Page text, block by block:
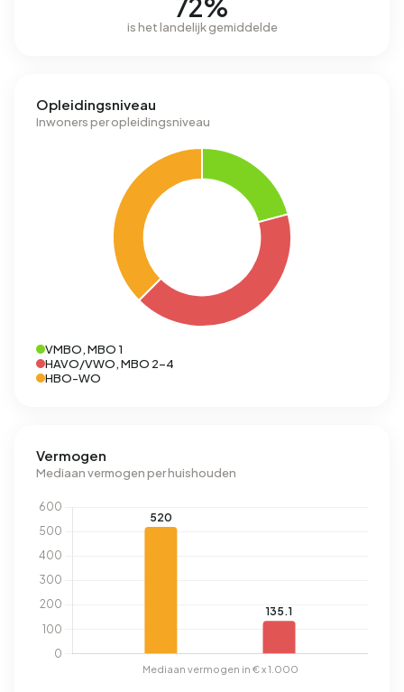
72%
is het landelijk gemiddelde
Opleidingsniveau
Inwoners per opleidingsniveau
VMBO, MBO 1
HAVO/VWO, MBO 2-4
HBO-WO
Vermogen
Mediaan vermogen per huishouden